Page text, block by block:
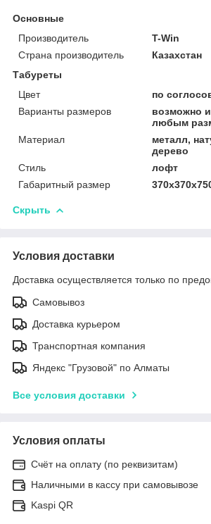
Основные
Производитель
T-Win
Страна производитель
Казахстан
Табуреты
Цвет
по
Варианты размеров
возможно
любым
Материал
металл,
дерево
Стиль
лофт
Габаритный размер
Скрыть
Условия доставки
Доставка осуществляется только по
Самовывоз
Доставка курьером
Транспортная компания
Яндекс "Грузовой" по Алматы
Все условия доставки
Условия оплаты
Счёт на оплату (по реквизитам)
Наличными в кассу при самовывозе
Kaspi QR